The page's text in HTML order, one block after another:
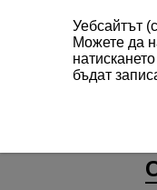
Уебсайтът
Можете да
натискането
бъдат